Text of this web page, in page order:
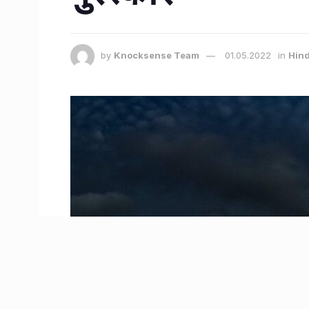
by Knocksense Team 01.05.2022 in